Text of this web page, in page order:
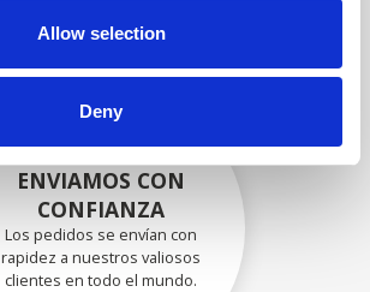
Allow selection
Deny
ENVIAMOS CON
CONFIANZA
Los pedidos se envían con
rapidez a nuestros valiosos
clientes en todo el mundo.